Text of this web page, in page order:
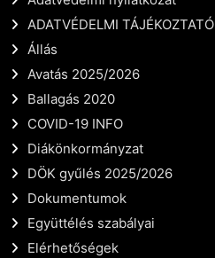
ADATVÉDELMI TÁJÉKOZTATÓ
Állás
Avatás 2025/2026
Ballagás 2020
COVID-19 INFO
Diákönkormányzat
DÖK gyűlés 2025/2026
Dokumentumok
Együttélés szabályai
Elérhetőségek